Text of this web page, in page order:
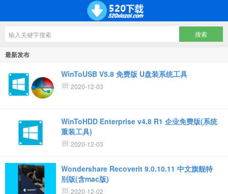
最新发布
WinToUSB V5.8 免费版 U盘装系统工具
2020-12-03
WinToHDD Enterprise v4.8 R1 企业免费版(系统
重装工具)
2020-12-03
Wondershare Recoverit 9.0.10.11 中文旗舰特
别版(含mac版)
2020-12-02